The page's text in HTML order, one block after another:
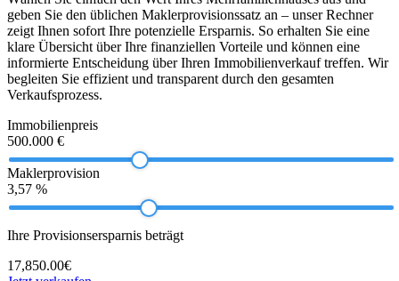
geben Sie den üblichen Maklerprovisionssatz an – unser Rechner
zeigt Ihnen sofort Ihre potenzielle Ersparnis. So erhalten Sie eine
klare Übersicht über Ihre finanziellen Vorteile und können eine
informierte Entscheidung über Ihren Immobilienverkauf treffen. Wir
begleiten Sie effizient und transparent durch den gesamten
Verkaufsprozess.
Immobilienpreis
500.000 €
Maklerprovision
3,57 %
Ihre Provisionsersparnis beträgt
17,850.00€